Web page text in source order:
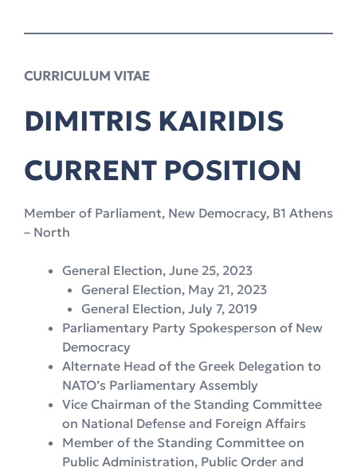
CURRICULUM VITAE
DIMITRIS KAIRIDIS
CURRENT POSITION
Member of Parliament, New Democracy, B1 Athens
– North
General Election, June 25, 2023
General Election, May 21, 2023
General Election, July 7, 2019
Parliamentary Party Spokesperson of New
Democracy
Alternate Head of the Greek Delegation to
NATO’s Parliamentary Assembly
Vice Chairman of the Standing Committee
on National Defense and Foreign Affairs
Member of the Standing Committee on
Public Administration, Public Order and